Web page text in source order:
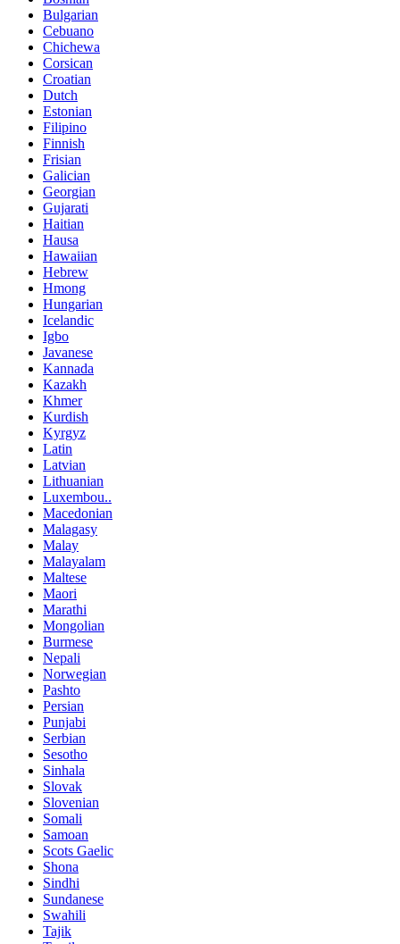
Bulgarian
Cebuano
Chichewa
Corsican
Croatian
Dutch
Estonian
Filipino
Finnish
Frisian
Galician
Georgian
Gujarati
Haitian
Hausa
Hawaiian
Hebrew
Hmong
Hungarian
Icelandic
Igbo
Javanese
Kannada
Kazakh
Khmer
Kurdish
Kyrgyz
Latin
Latvian
Lithuanian
Luxembou..
Macedonian
Malagasy
Malay
Malayalam
Maltese
Maori
Marathi
Mongolian
Burmese
Nepali
Norwegian
Pashto
Persian
Punjabi
Serbian
Sesotho
Sinhala
Slovak
Slovenian
Somali
Samoan
Scots Gaelic
Shona
Sindhi
Sundanese
Swahili
Tajik